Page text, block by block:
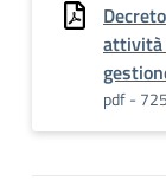
attività
pdf -